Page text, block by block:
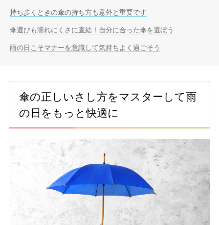
持ち歩くときの傘の持ち方も意外と重要です
傘選びも濡れにくさに直結！自分に合った傘を選ぼう
雨の日こそマナーを意識して気持ちよく過ごそう
傘の正しいさし方をマスターして雨
の日をもっと快適に